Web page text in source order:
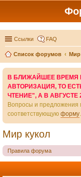
Ссылки FAQ
Список форумов
Мир
В БЛИЖАЙШЕЕ ВРЕМЯ
АВТОРИЗАЦИЯ, ТО
ЧТЕНИЕ", А В АВГУСТЕ
Вопросы и предложения
соответствующую форму
Мир кукол
Правила форума